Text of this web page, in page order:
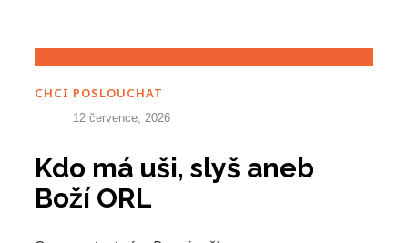
CHCI POSLOUCHAT
12 července, 2026
Kdo má uši, slyš aneb
Boží ORL